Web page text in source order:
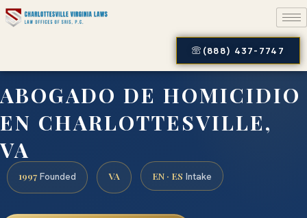
(888) 437-7747
ABOGADO DE HOMICIDIO
EN CHARLOTTESVILLE,
VA
1997 Founded VA EN · ES Intake